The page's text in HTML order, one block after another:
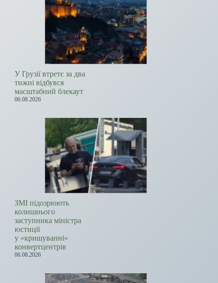
У Грузії втретє за два
тижні відбувся
масштабний блекаут
06.08.2026
ЗМІ підозрюють
колишнього
заступника міністра
юстиції
у «кришуванні»
конвертцентрів
06.08.2026